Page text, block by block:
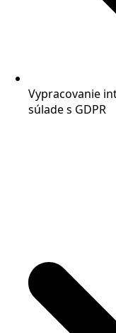
Vypracovanie
súlade s GDPR